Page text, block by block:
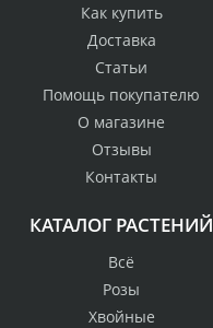
Как купить
Доставка
Статьи
Помощь покупателю
О магазине
Отзывы
Контакты
КАТАЛОГ РАСТЕНИЙ
Всё
Розы
Хвойные